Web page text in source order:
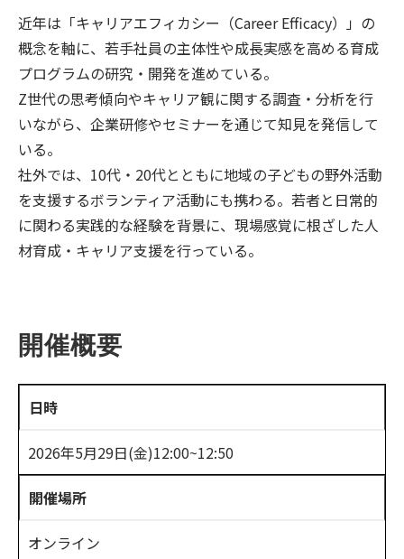
近年は「キャリアエフィカシー（Career Efficacy）」の
概念を軸に、若手社員の主体性や成長実感を高める育成
プログラムの研究・開発を進めている。
Z世代の思考傾向やキャリア観に関する調査・分析を行
いながら、企業研修やセミナーを通じて知見を発信して
いる。
社外では、10代・20代とともに地域の子どもの野外活動
を支援するボランティア活動にも携わる。若者と日常的
に関わる実践的な経験を背景に、現場感覚に根ざした人
材育成・キャリア支援を行っている。
開催概要
日時
2026年5月29日(金)12:00~12:50
開催場所
オンライン